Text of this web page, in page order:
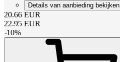
Details van aanbieding bekijken
20.66 EUR
22.95 EUR
-10%